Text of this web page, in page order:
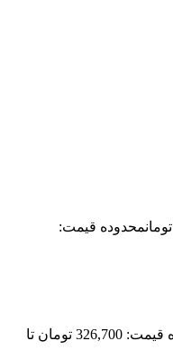
تومانمحدوده قیمت:
محدوده قیمت: 326,700 تومان تا